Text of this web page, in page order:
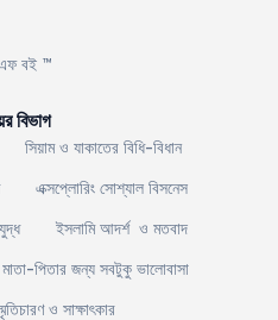
বই ™
বিভাগ
সিয়াম ও যাকাতের বিধি-বিধান
এক্সপ্লোরিং সোশ্যাল বিসনেস
ইসলামি আদর্শ ও মতবাদ
মাতা-পিতার জন্য সবটুকু ভালোবাসা
ও সাক্ষাৎকার